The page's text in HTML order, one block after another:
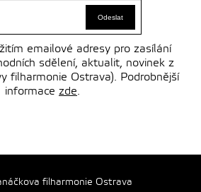
emailové adresy pro zasílání
sdělení, aktualit, novinek z
filharmonie Ostrava). Podrobnější
informace zde.
filharmonie Ostrava